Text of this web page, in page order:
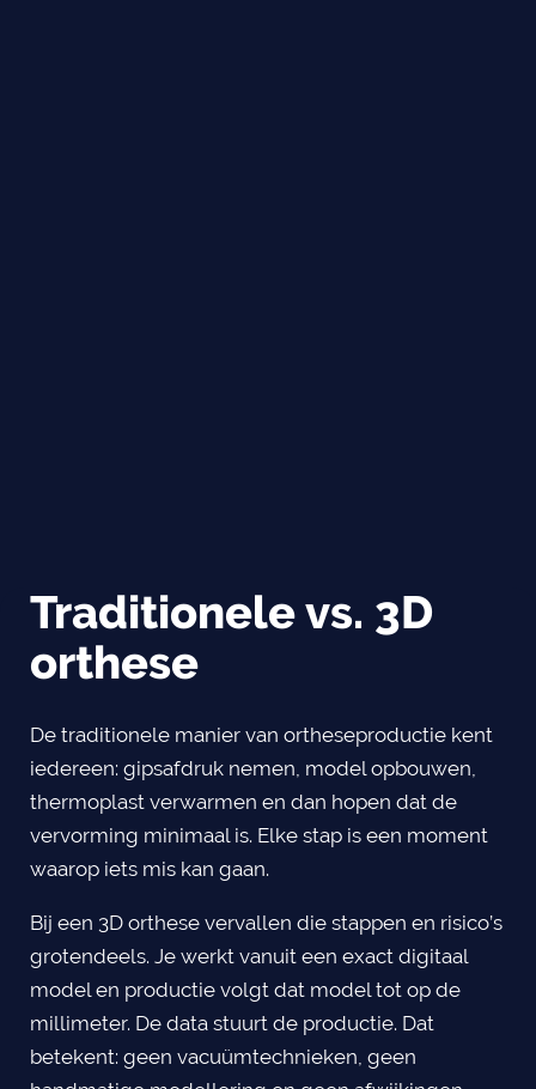
Traditionele vs. 3D
orthese
De traditionele manier van ortheseproductie kent
iedereen: gipsafdruk nemen, model opbouwen,
thermoplast verwarmen en dan hopen dat de
vervorming minimaal is. Elke stap is een moment
waarop iets mis kan gaan.
Bij een 3D orthese vervallen die stappen en risico’s
grotendeels. Je werkt vanuit een exact digitaal
model en productie volgt dat model tot op de
millimeter. De data stuurt de productie. Dat
betekent: geen vacuümtechnieken, geen